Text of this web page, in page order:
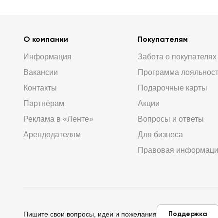
О компании
Информация
Вакансии
Контакты
Партнёрам
Реклама в «Ленте»
Арендодателям
Покупателям
Забота о покупателях
Программа
Подарочные карты
Акции
Вопросы и ответы
Для бизнеса
Правовая
Пишите свои вопросы, идеи и пожелания Поддержка